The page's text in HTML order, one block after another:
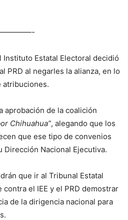
Instituto Estatal Electoral decidió
PRD al negarles la alianza, en lo
atribuciones.
aprobación de la coalición
Chihuahua”, alegando que los
que ese tipo de convenios
Dirección Nacional Ejecutiva.
que ir al Tribunal Estatal
el IEE y el PRD demostrar
de la dirigencia nacional para